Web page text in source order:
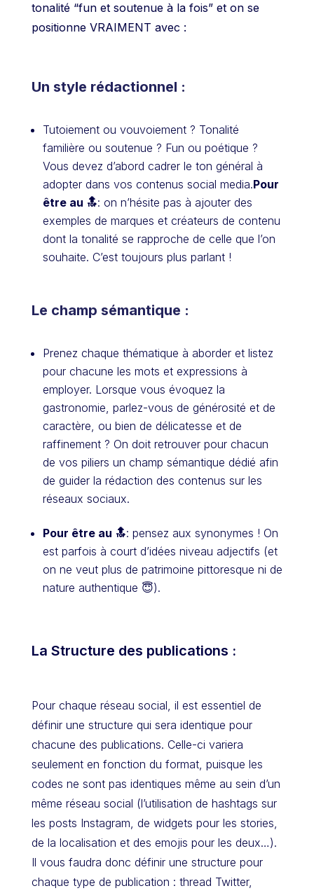
tonalité “fun et soutenue à la fois” et on se
positionne VRAIMENT avec :
Un style rédactionnel :
Tutoiement ou vouvoiement ? Tonalité
familière ou soutenue ? Fun ou poétique ?
Vous devez d’abord cadrer le ton général à
adopter dans vos contenus social media.Pour
être au 🔝: on n’hésite pas à ajouter des
exemples de marques et créateurs de contenu
dont la tonalité se rapproche de celle que l’on
souhaite. C’est toujours plus parlant !
Le champ sémantique :
Prenez chaque thématique à aborder et listez
pour chacune les mots et expressions à
employer. Lorsque vous évoquez la
gastronomie, parlez-vous de générosité et de
caractère, ou bien de délicatesse et de
raffinement ? On doit retrouver pour chacun
de vos piliers un champ sémantique dédié afin
de guider la rédaction des contenus sur les
réseaux sociaux.
Pour être au 🔝: pensez aux synonymes ! On
est parfois à court d’idées niveau adjectifs (et
on ne veut plus de patrimoine pittoresque ni de
nature authentique 😇).
La Structure des publications :
Pour chaque réseau social, il est essentiel de
définir une structure qui sera identique pour
chacune des publications. Celle-ci variera
seulement en fonction du format, puisque les
codes ne sont pas identiques même au sein d’un
même réseau social (l’utilisation de hashtags sur
les posts Instagram, de widgets pour les stories,
de la localisation et des emojis pour les deux…).
Il vous faudra donc définir une structure pour
chaque type de publication : thread Twitter,